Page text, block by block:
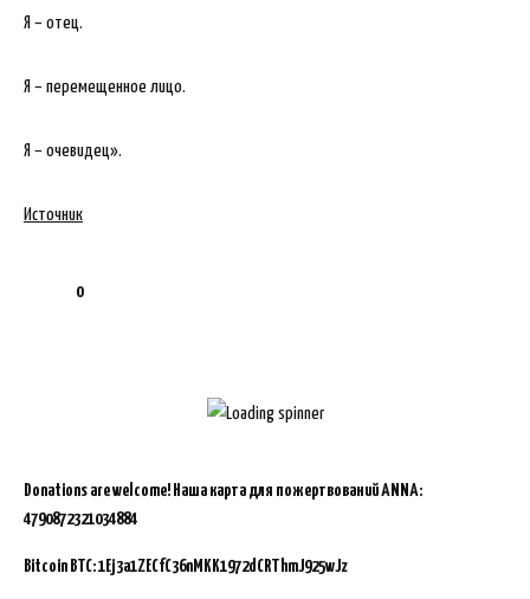
Я – отец.
Я – перемещенное лицо.
Я – очевидец».
Источник
0
Donations are welcome! Наша карта для пожертвований ANNA:
4790872321034884
Bitcoin BTC:1Ej3a1ZECfC36nMKK1972dCRThmJ925wJz